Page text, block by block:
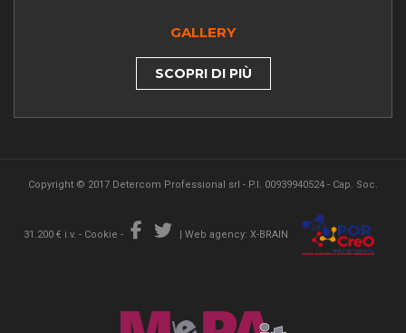
GALLERY
SCOPRI DI PIÙ
Copyright © 2017 Detercom Professional srl - P.I. 00939940524 - Cap. Soc.
31.200 € i.v. - Cookie - | Web agency: X-BRAIN